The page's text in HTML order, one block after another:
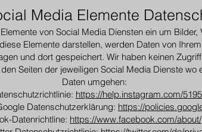
Media Elemente
von Social Media Diensten ein um Bilder,
Elemente darstellen, werden Daten von
und dort gespeichert. Wir haben keinen
Seiten der jeweiligen Social Media Dienste
Daten umgehen:
https://help.instagram.com/
Datenschutzerklärung: https://
Datenrichtline: https://www.facebook.com/